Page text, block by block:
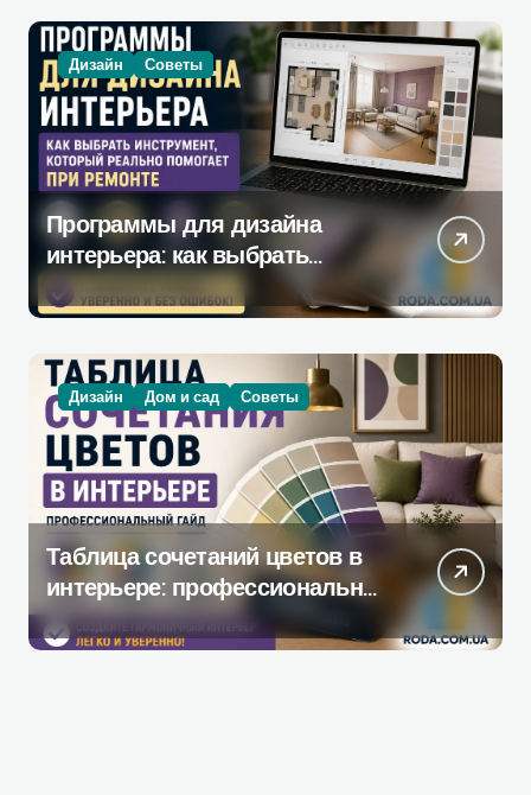
Дизайн Советы
Программы для дизайна
интерьера: как выбрать
инструмент, который
действительно поможет при
ремонте
Дизайн Дом и сад Советы
Таблица сочетаний цветов в
интерьере: профессиональное
руководство по созданию
гармоничной палитры